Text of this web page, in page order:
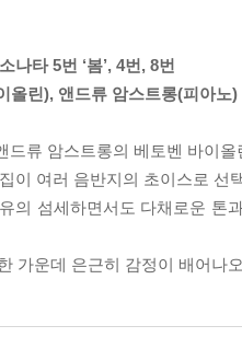
나타 5번 ‘봄’, 4번, 8번
올린), 앤드류 암스트롱(피아노)
드류 암스트롱의 베토벤 바이올
이 여러 음반지의 초이스로
의 섬세하면서도 다채로운 톤
한 가운데 은근히 감정이 배어